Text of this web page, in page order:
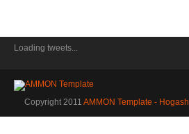
Loading tweets...
Copyright 2011 AMMON Template - Hogash